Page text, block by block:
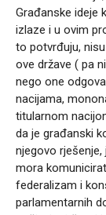
Građanske ideje
izlaze i u ovim
to potvrđuju,
ove države ( pa
nego one
nacijama,
titularnom
da je građanski
njegovo
mora
federalizam i
parlamentarnih